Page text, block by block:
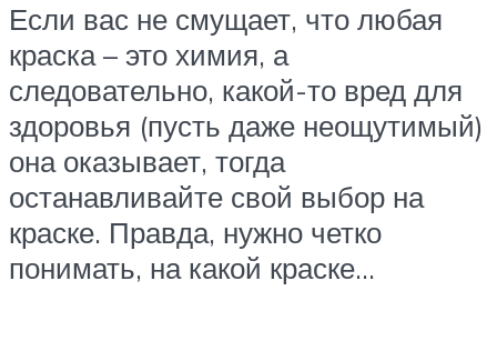
Если вас не смущает, что любая
краска – это химия, а
следовательно, какой-то вред для
здоровья (пусть даже неощутимый)
она оказывает, тогда
останавливайте свой выбор на
краске. Правда, нужно четко
понимать, на какой краске…